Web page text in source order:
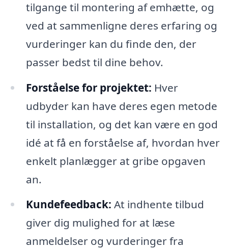
tilgange til montering af emhætte, og
ved at sammenligne deres erfaring og
vurderinger kan du finde den, der
passer bedst til dine behov.
Forståelse for projektet: Hver
udbyder kan have deres egen metode
til installation, og det kan være en god
idé at få en forståelse af, hvordan hver
enkelt planlægger at gribe opgaven
an.
Kundefeedback: At indhente tilbud
giver dig mulighed for at læse
anmeldelser og vurderinger fra